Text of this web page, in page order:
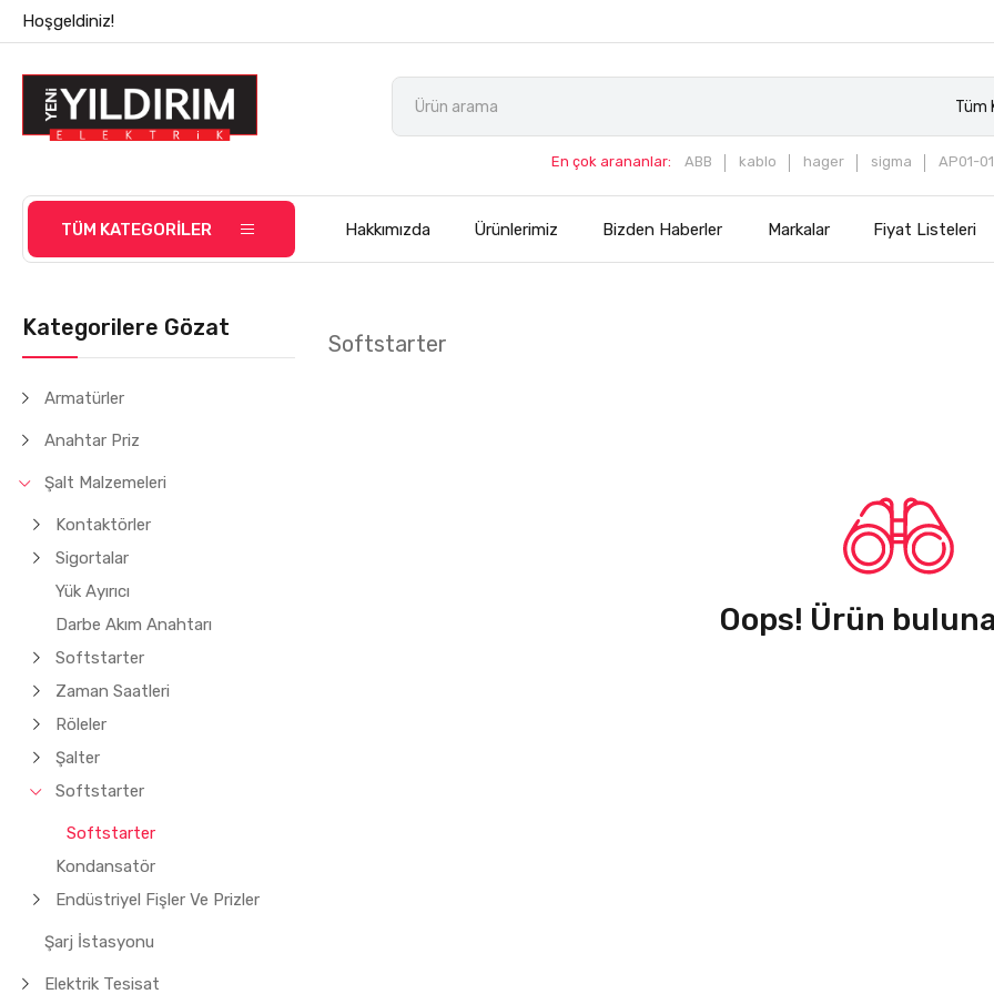
Hoşgeldiniz!
Tüm
En çok arananlar: ABB kablo hager sigma AP01-
TÜM KATEGORİLER Hakkımızda Ürünlerimiz Bizden Haberler Markalar Fiyat Listeleri
Kategorilere Gözat
Armatürler
Anahtar Priz
Şalt Malzemeleri
Kontaktörler
Sigortalar
Yük Ayırıcı
Darbe Akım Anahtarı
Softstarter
Zaman Saatleri
Röleler
Şalter
Softstarter
Softstarter
Kondansatör
Endüstriyel Fişler Ve Prizler
Şarj İstasyonu
Elektrik Tesisat
Softstarter
Oops! Ürün